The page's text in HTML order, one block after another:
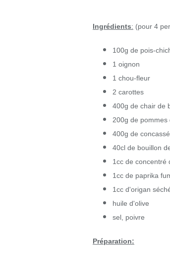
Ingrédients: (pour 4
100g de pois-
1 oignon
1 chou-fleur
2 carottes
400g de chair de
200g de pommes
400g de
40cl de bouillon
1cc de concentré
1cc de paprika
1cc d'origan
huile d'olive
sel, poivre
Préparation: